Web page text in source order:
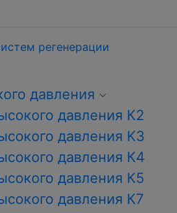
регенерации
давления
давления К2
давления K3
давления К4
давления К5
давления К7